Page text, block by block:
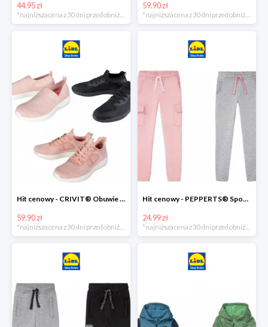
44.95 zł
*najniższa cena z 30 dni przed obniżką
59.90 zł
*najniższa cena z 30 dni przed obniżką
Hit cenowy - CRIVIT® Obuwie dziewczęce sportowe i na co dzień, 1 para
59.90 zł
Hit cenowy - PEPPERTS® Spodnie dresowe dziewczęce, 1 para
24.99 zł